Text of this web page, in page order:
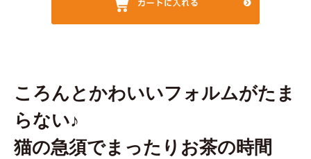
ころんとかわいいフォルムがたま
らない♪
猫の急須でまったりお茶の時間